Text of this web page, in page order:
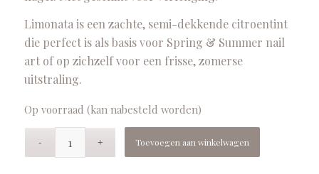
Limonata is een zachte, semi-dekkende citroentint
die perfect is als basis voor Spring & Summer nail
art of op zichzelf voor een frisse, zomerse
uitstraling.
Op voorraad (kan nabesteld worden)
Toevoegen aan winkelwagen